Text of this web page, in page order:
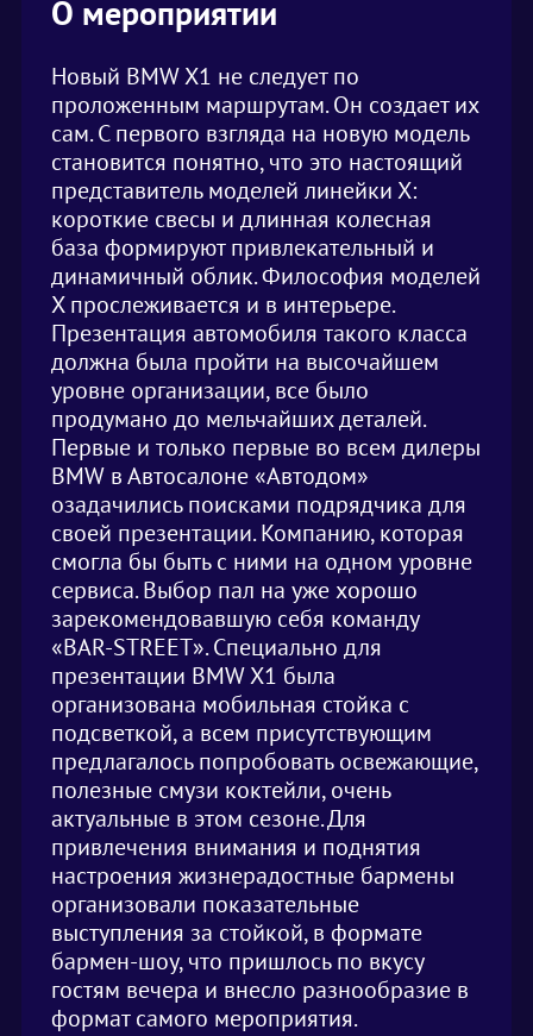
О мероприятии
Новый BMW X1 не следует по
проложенным маршрутам. Он создает их
сам. С первого взгляда на новую модель
становится понятно, что это настоящий
представитель моделей линейки Х:
короткие свесы и длинная колесная
база формируют привлекательный и
динамичный облик. Философия моделей
X прослеживается и в интерьере.
Презентация автомобиля такого класса
должна была пройти на высочайшем
уровне организации, все было
продумано до мельчайших деталей.
Первые и только первые во всем дилеры
BMW в Автосалоне «Автодом»
озадачились поисками подрядчика для
своей презентации. Компанию, которая
смогла бы быть с ними на одном уровне
сервиса. Выбор пал на уже хорошо
зарекомендовавшую себя команду
«BAR-STREET». Специально для
презентации BMW X1 была
организована мобильная стойка с
подсветкой, а всем присутствующим
предлагалось попробовать освежающие,
полезные смузи коктейли, очень
актуальные в этом сезоне. Для
привлечения внимания и поднятия
настроения жизнерадостные бармены
организовали показательные
выступления за стойкой, в формате
бармен-шоу, что пришлось по вкусу
гостям вечера и внесло разнообразие в
формат самого мероприятия.